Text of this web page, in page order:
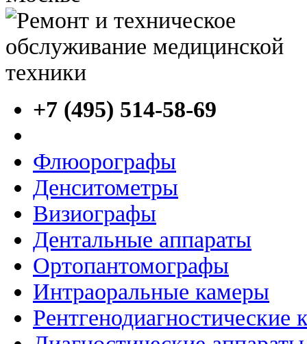
+7 (495) 514-58-69
Флюорографы
Денситометры
Визиографы
Дентальные аппараты
Ортопантомографы
Интраоральные камеры
Рентгенодиагностические